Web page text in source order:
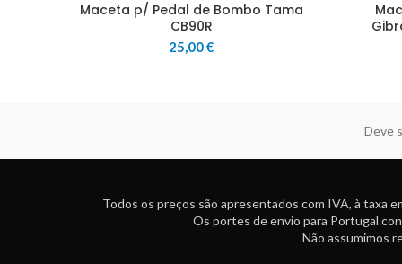
Maceta p/ Pedal de Bombo Tama
CB90R
25,00€
Deve
Todos os preços são apresentados com IVA, à taxa
Os portes de envio para Portugal
Não assumimos